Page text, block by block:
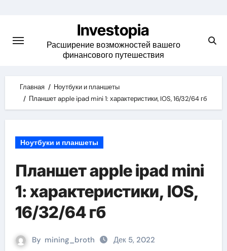
content
Investopia
Расширение возможностей вашего
финансового путешествия
Главная
Ноутбуки и планшеты
Планшет apple ipad mini 1: характеристики, IOS, 16/32/64 гб
Ноутбуки и планшеты
Планшет apple ipad mini
1: характеристики, IOS,
16/32/64 гб
By mining_broth Дек 5, 2022